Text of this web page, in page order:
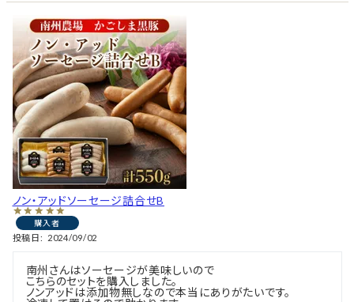
ノン・アッドソーセージ詰合せB
購入者
投稿日 2024/09/02
南州さんはソーセージが美味しいので
こちらのセットを購入しました。
ノンアッドは添加物無しなので本当にありがたいです。